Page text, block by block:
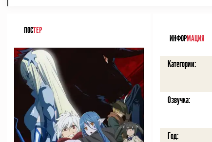
ПОСТЕР
ИНФОРМАЦИЯ
Категории:
Озвучка:
Год: